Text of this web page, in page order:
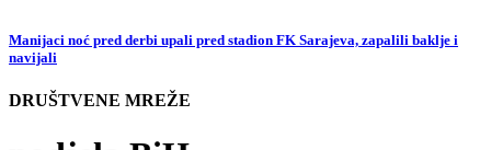
Manijaci noć pred derbi upali pred stadion FK Sarajeva, zapalili baklje i
navijali
DRUŠTVENE MREŽE